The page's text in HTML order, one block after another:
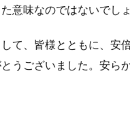
意味なのではないでしょ
て、皆様とともに、安
うございました。安ら